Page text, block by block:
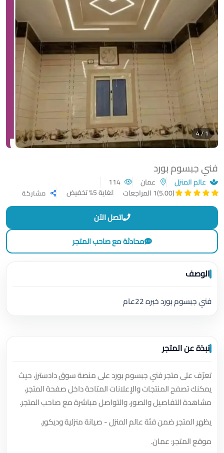
فني جبسوم بورد
عالم المنزل عمان
(5.00)
1 المراجعات لغاية 5% تخفيض مشاركة
1 / 4
اتصل الآن
محادثة مع صاحب المتجر
الوصف
فني جبسوم بورد خبره 22عام
نبذة عن المتجر
تعرّف على متجر فني جبسوم بورد على منصة سوق دادسترز، حيث
يمكنك تصفح المنتجات والإعلانات المتاحة داخل صفحة المتجر،
مشاهدة التفاصيل والصور، والتواصل مباشرة مع صاحب المتجر.
يظهر المتجر ضمن فئة عالم المنزل - صيانة منزلية وديكور.
موقع المتجر: عمان.